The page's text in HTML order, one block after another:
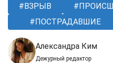
ВЗРЫВ
ПОСТРАДАВШИЕ
Александра Ким
Дежурный редактор